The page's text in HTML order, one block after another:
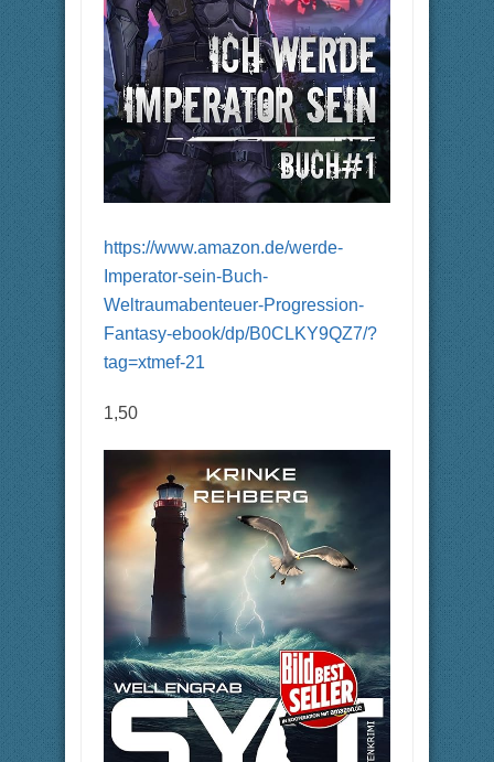
https://www.amazon.de/werde-
Imperator-sein-Buch-
Weltraumabenteuer-Progression-
Fantasy-ebook/dp/B0CLKY9QZ7/?
tag=xtmef-21
1,50